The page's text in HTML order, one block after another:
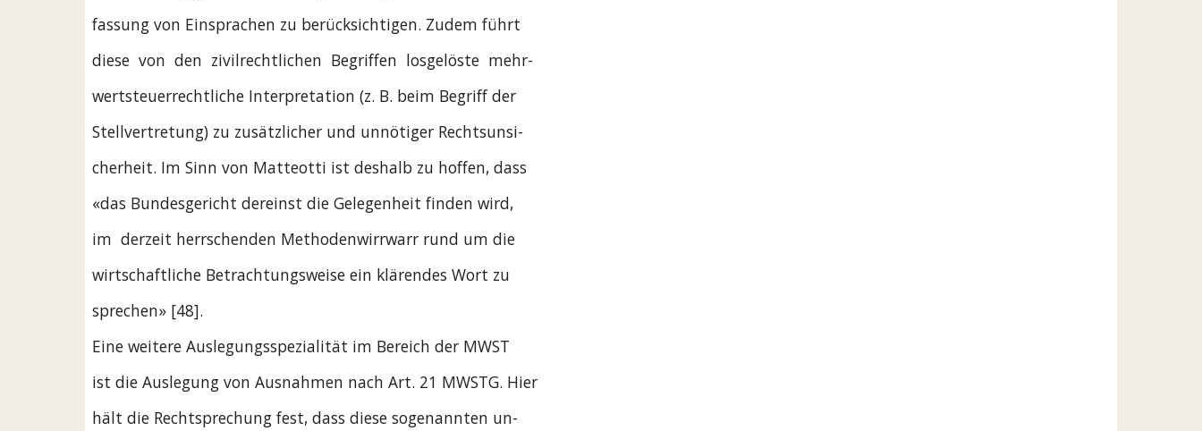
fassung von Einsprachen zu berücksichtigen. Zudem führt
diese  von  den  zivilrechtlichen  Begriffen  losgelöste  mehr-
wertsteuerrechtliche Interpretation (z. B. beim Begriff der
Stellvertretung) zu zusätzlicher und unnötiger Rechtsunsi-
cherheit. Im Sinn von Matteotti ist deshalb zu hoffen, dass
«das Bundesgericht dereinst die Gelegenheit finden wird,
im  derzeit herrschenden Methodenwirrwarr rund um die
wirtschaftliche Betrachtungsweise ein klärendes Wort zu
sprechen» [48].
Eine weitere Auslegungsspezialität im Bereich der MWST
ist die Auslegung von Ausnahmen nach Art. 21 MWSTG. Hier
hält die Rechtsprechung fest, dass diese sogenannten un-